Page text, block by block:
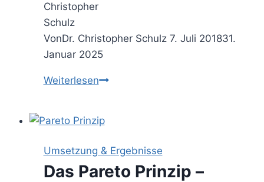
VonDr. Christopher Schulz 7. Juli 201831.
Januar 2025
WeiterlesenDie
Lösung
–
Aufgaben
sofort
Umsetzung & Ergebnisse
Das Pareto Prinzip –